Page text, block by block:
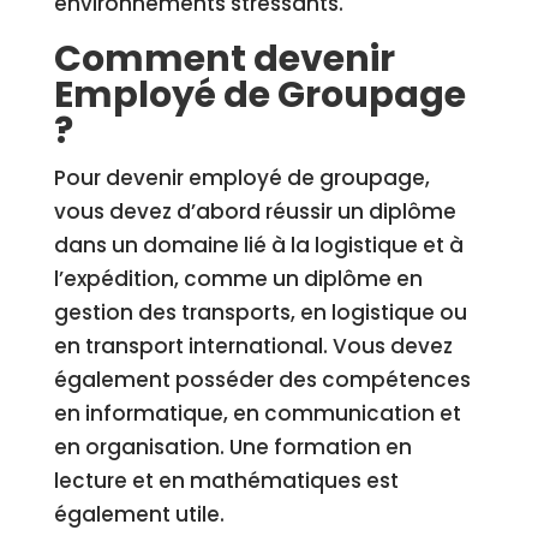
Comment devenir
Employé de Groupage
?
Pour devenir employé de groupage,
vous devez d’abord réussir un diplôme
dans un domaine lié à la logistique et à
l’expédition, comme un diplôme en
gestion des transports, en logistique ou
en transport international. Vous devez
également posséder des compétences
en informatique, en communication et
en organisation. Une formation en
lecture et en mathématiques est
également utile.